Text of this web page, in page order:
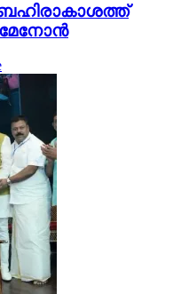
ബഹിരാകാശത്ത്
മേനോന്‍